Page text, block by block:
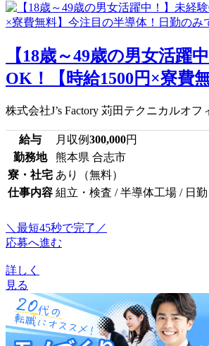
【18歳～49歳の男女活躍
OK！【時給1500円×寮費
株式会社J’s Factory 苅田テクニカルオフ
給与 月収例300,000円
勤務地
熊本県 合志市
寮・社宅 あり（無料）
仕事内容 組立・検査 / 半導体工場 / 日勤
＼最短45秒で完了／
応募へ進む
詳しく
見る